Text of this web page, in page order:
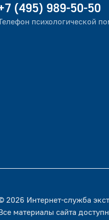
(495) 989-50-50
психологической
2026 Интернет-служба
материалы сайта